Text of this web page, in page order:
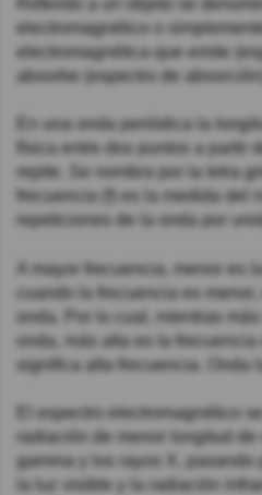
electromagnético o
electromagnética que emite
absorbe (espectro de
En una onda periódica la
física entre dos puntos a partir
repite. Se nombra por la letra
frecuencia (f) es la medida del
repeticiones de la onda por
A mayor frecuencia, menor es
cuando la frecuencia es
onda. Por lo cual, mientras
onda, más alta es la frecuencia
significa alta frecuencia. Onda
El espectro electromagnético
radiación de menor longitud
gamma y los rayos X, pasando
la luz visible y la radiación